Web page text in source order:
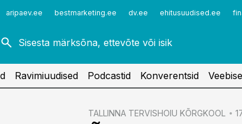
aripaev.ee bestmarketing.ee dv.ee ehitusuudised.ee
Vaktsineerimine
Ravimiuudised Podcastid Konverentsid
TALLINNA TERVISHOIU KÕRGKOOL